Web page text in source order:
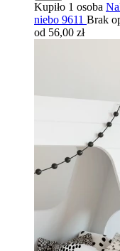
Kupiło 1 osoba
niebo 9611 Brak
od 56,00 zł